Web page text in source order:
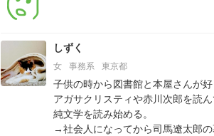
しずく
女 事務系 東京都
子供の時から図書館と本屋さんが好
アガサクリスティや赤川次郎を読
純文学を読み始める。
→社会人になってから司馬遼太郎の